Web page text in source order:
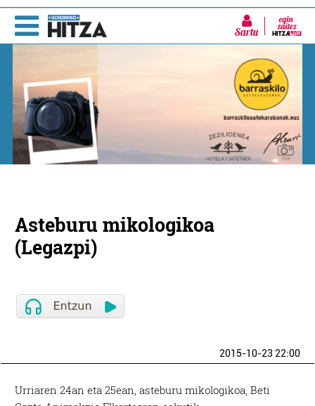
Sartu
Asteburu mikologikoa
(Legazpi)
2015-10-23 22:00
Urriaren 24an eta 25ean, asteburu mikologikoa, Beti